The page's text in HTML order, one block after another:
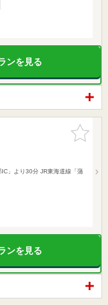
ンを見る
お気に入
りに追加
IC」より30分 JR東海道線「蒲
ンを見る